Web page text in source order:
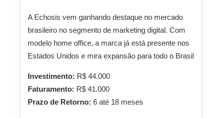
A Echosis vem ganhando destaque no mercado
brasileiro no segmento de marketing digital. Com
modelo home office, a marca já está presente nos
Estados Unidos e mira expansão para todo o Brasil
Investimento: R$ 44.000
Faturamento: R$ 41.000
Prazo de Retorno: 6 até 18 meses